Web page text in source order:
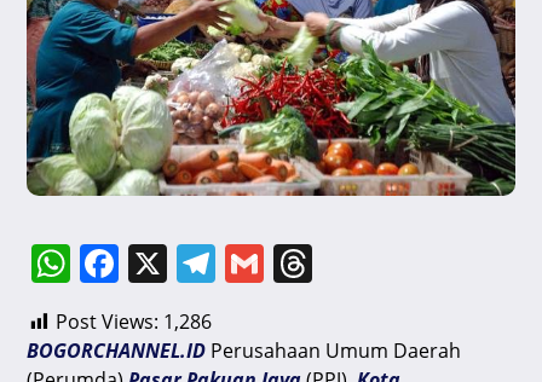
W
h
at
F
c
X T
e
G
ai e
Post Views: 1,286
BOGORCHANNEL.ID Perusahaan Umum Daerah